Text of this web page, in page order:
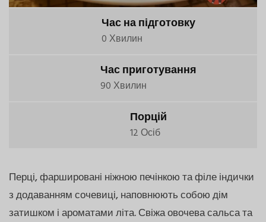
Час на підготовку
0 Хвилин
Час приготування
90 Хвилин
Порцій
12 Осіб
Перці, фаршировані ніжною печінкою та філе індички
з додаванням сочевиці, наповнюють собою дім
затишком і ароматами літа. Свіжа овочева сальса та